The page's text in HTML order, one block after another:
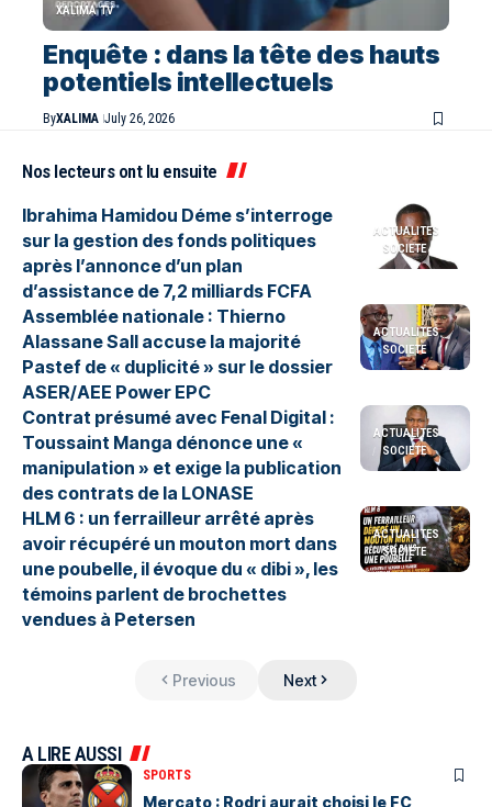
XALIMA TV
Enquête : dans la tête des hauts
potentiels intellectuels
ByXALIMA July 26, 2026
Nos lecteurs ont lu ensuite
ACTUALITES
SOCIETE
Ibrahima Hamidou Déme s’interroge
sur la gestion des fonds politiques
après l’annonce d’un plan
d’assistance de 7,2 milliards FCFA
ACTUALITES
SOCIETE
Assemblée nationale : Thierno
Alassane Sall accuse la majorité
Pastef de « duplicité » sur le dossier
ASER/AEE Power EPC
ACTUALITES
SOCIETE
Contrat présumé avec Fenal Digital :
Toussaint Manga dénonce une «
manipulation » et exige la publication
des contrats de la LONASE
ACTUALITES
SOCIETE
HLM 6 : un ferrailleur arrêté après
avoir récupéré un mouton mort dans
une poubelle, il évoque du « dibi », les
témoins parlent de brochettes
vendues à Petersen
Previous Next
A LIRE AUSSI
SPORTS
Mercato : Rodri aurait choisi le FC